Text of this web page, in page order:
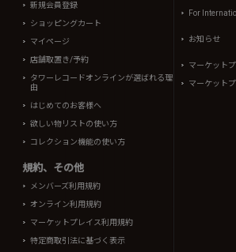
新規会員登録
ショッピングカート
マイページ
店舗取置き/予約
タワーレコードオンラインが選ばれる理
由
はじめてのお客様へ
欲しい物リストの使い方
コレクション機能の使い方
規約、その他
メンバーズ利用規約
オンライン利用規約
マーケットプレイス利用規約
特定商取引法に基づく表示
For
お知らせ
マーケット
マーケット